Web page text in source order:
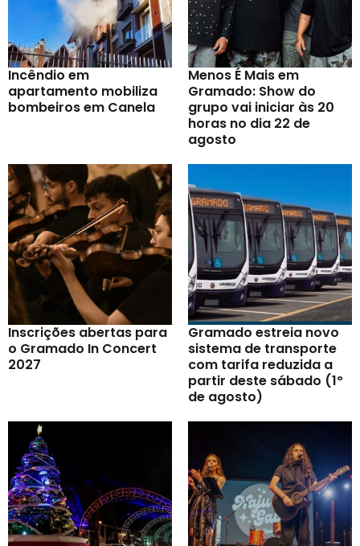
Incêndio em
apartamento mobiliza
bombeiros em Canela
Menos É Mais em
Gramado: Show do
grupo vai iniciar às 20
horas no dia 22 de
agosto
Inscrições abertas para
o Gramado In Concert
2027
Gramado estreia novo
sistema de transporte
com tarifa reduzida a
partir deste sábado (1º
de agosto)